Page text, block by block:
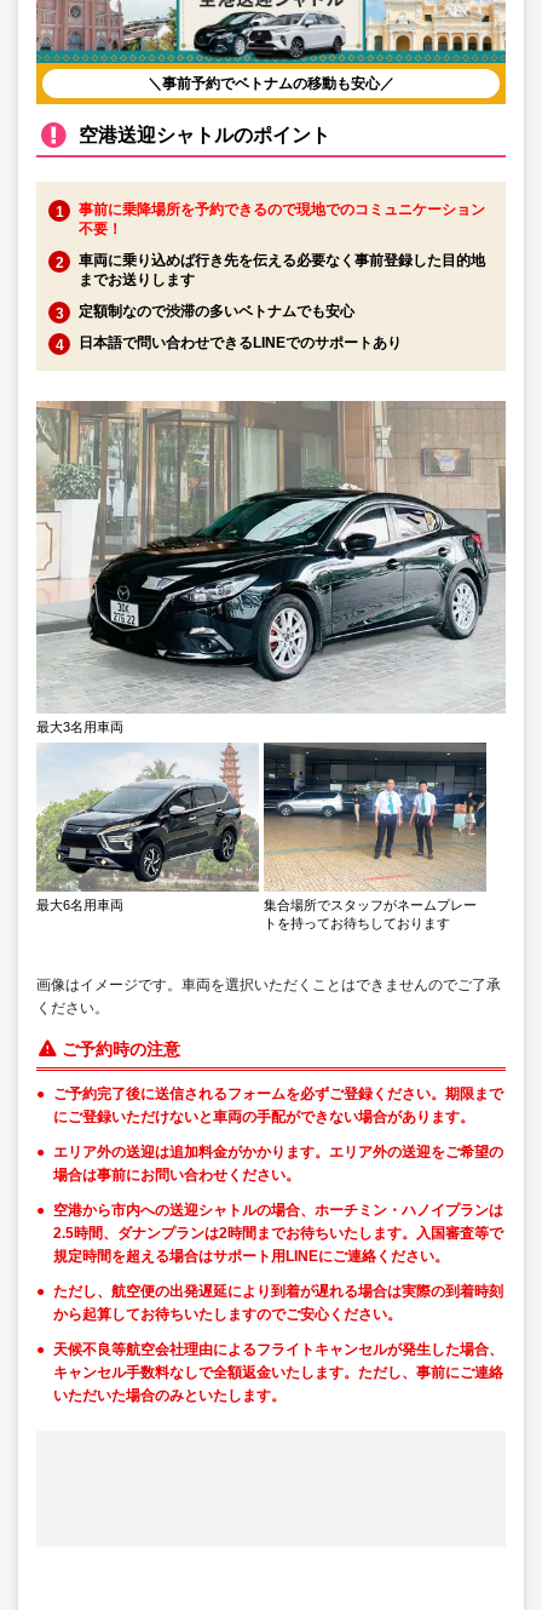
＼事前予約でベトナムの移動も安心／
空港送迎シャトルのポイント
事前に乗降場所を予約できるので現地でのコミュニケーション
不要！
車両に乗り込めば行き先を伝える必要なく事前登録した目的地
までお送りします
定額制なので渋滞の多いベトナムでも安心
日本語で問い合わせできるLINEでのサポートあり
最大3名用車両
最大6名用車両
集合場所でスタッフがネームプレー
トを持ってお待ちしております
画像はイメージです。車両を選択いただくことはできませんのでご了承
ください。
ご予約時の注意
ご予約完了後に送信されるフォームを必ずご登録ください。期限まで
にご登録いただけないと車両の手配ができない場合があります。
エリア外の送迎は追加料金がかかります。エリア外の送迎をご希望の
場合は事前にお問い合わせください。
空港から市内への送迎シャトルの場合、ホーチミン・ハノイプランは
2.5時間、ダナンプランは2時間までお待ちいたします。入国審査等で
規定時間を超える場合はサポート用LINEにご連絡ください。
ただし、航空便の出発遅延により到着が遅れる場合は実際の到着時刻
から起算してお待ちいたしますのでご安心ください。
天候不良等航空会社理由によるフライトキャンセルが発生した場合、
キャンセル手数料なしで全額返金いたします。ただし、事前にご連絡
いただいた場合のみといたします。